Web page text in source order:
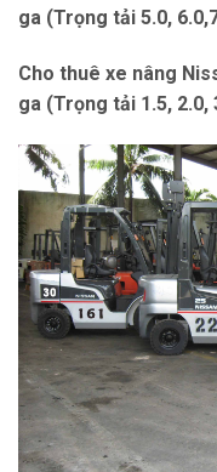
ga (Trọng tải 5.0,
Cho thuê xe nâng
ga (Trọng tải 1.5, 2.0,